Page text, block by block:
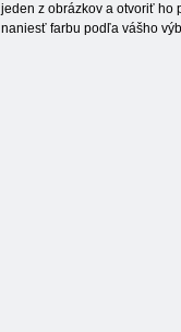
Divoké zvieratá:
jeden z obrázkov a otvoriť ho
naniesť farbu podľa vášho